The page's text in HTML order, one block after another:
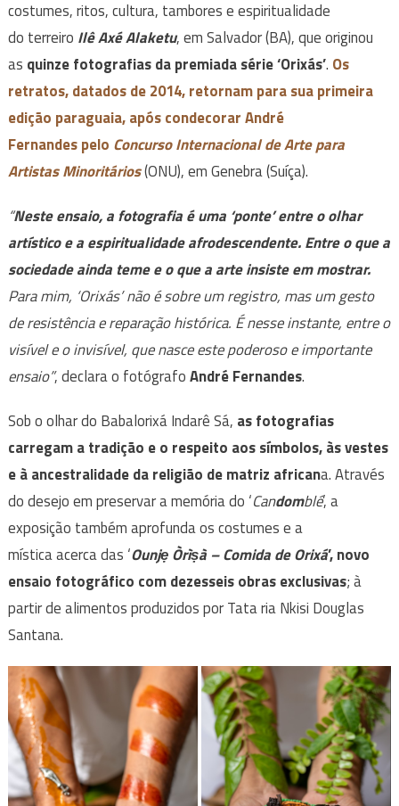
costumes, ritos, cultura, tambores e espiritualidade
do terreiro Ilê Axé Alaketu, em Salvador (BA), que originou
as quinze fotografias da premiada série ‘Orixás’. Os
retratos, datados de 2014, retornam para sua primeira
edição paraguaia, após condecorar André
Fernandes pelo Concurso Internacional de Arte para
Artistas Minoritários(ONU), em Genebra (Suíça).
“Neste ensaio, a fotografia é uma ‘ponte’ entre o olhar
artístico e a espiritualidade afrodescendente. Entre o que a
sociedade ainda teme e o que a arte insiste em mostrar.
Para mim, ‘Orixás’ não é sobre um registro, mas um gesto
de resistência e reparação histórica. É nesse instante, entre o
visível e o invisível, que nasce este poderoso e importante
ensaio”, declara o fotógrafoAndré Fernandes.
Sob o olhar do Babalorixá Indarê Sá, as fotografias
carregam a tradição e o respeito aos símbolos, às vestes
e à ancestralidade da religião de matriz africana. Através
do desejo em preservar a memória do ‘Candomblé’, a
exposição também aprofunda os costumes e a
místicaacerca das ‘Ounjẹ Òrìṣà – Comida de Orixá’, novo
ensaio fotográfico com dezesseis obras exclusivas; à
partir de alimentos produzidos por Tata ria Nkisi Douglas
Santana.